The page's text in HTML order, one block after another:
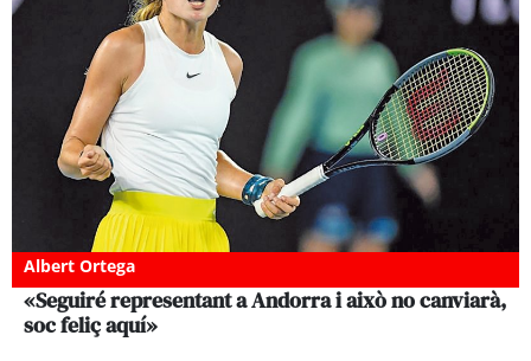
Albert Ortega
«Seguiré representant a Andorra i això no canviarà,
soc feliç aquí»